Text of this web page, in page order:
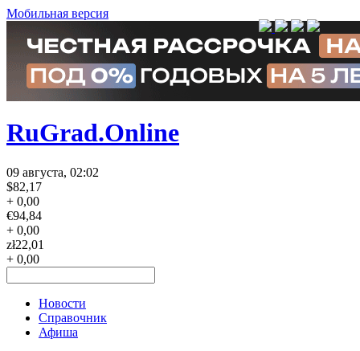
Мобильная версия
RuGrad.Online
09 августа, 02:02
$82,17
+ 0,00
€94,84
+ 0,00
zł22,01
+ 0,00
Новости
Справочник
Афиша